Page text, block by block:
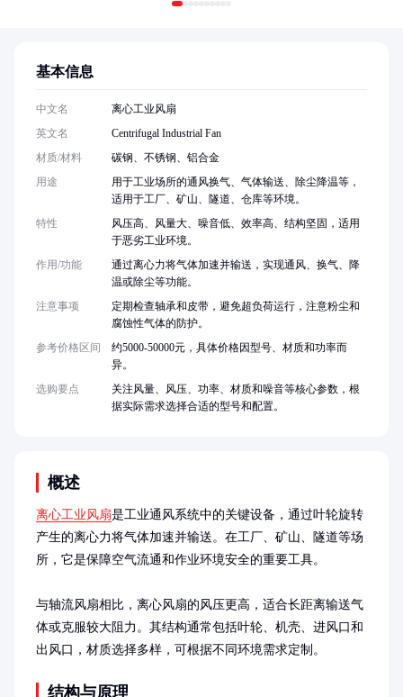
概述
离心工业风扇是工业通风系统中的关键设备，通过叶轮旋转
产生的离心力将气体加速并输送。在工厂、矿山、隧道等场
所，它是保障空气流通和作业环境安全的重要工具。
与轴流风扇相比，离心风扇的风压更高，适合长距离输送气
体或克服较大阻力。其结构通常包括叶轮、机壳、进风口和
出风口，材质选择多样，可根据不同环境需求定制。
结构与原理
基本信息
中文名
离心工业风扇
英文名
Centrifugal Industrial Fan
材质/材料
碳钢、不锈钢、铝合金
用途
用于工业场所的通风换气、气体输送、除尘降温等，
适用于工厂、矿山、隧道、仓库等环境。
特性
风压高、风量大、噪音低、效率高、结构坚固，适用
于恶劣工业环境。
作用/功能
通过离心力将气体加速并输送，实现通风、换气、降
温或除尘等功能。
注意事项
定期检查轴承和皮带，避免超负荷运行，注意粉尘和
腐蚀性气体的防护。
参考价格区间
约5000-50000元，具体价格因型号、材质和功率而
异。
选购要点
关注风量、风压、功率、材质和噪音等核心参数，根
据实际需求选择合适的型号和配置。